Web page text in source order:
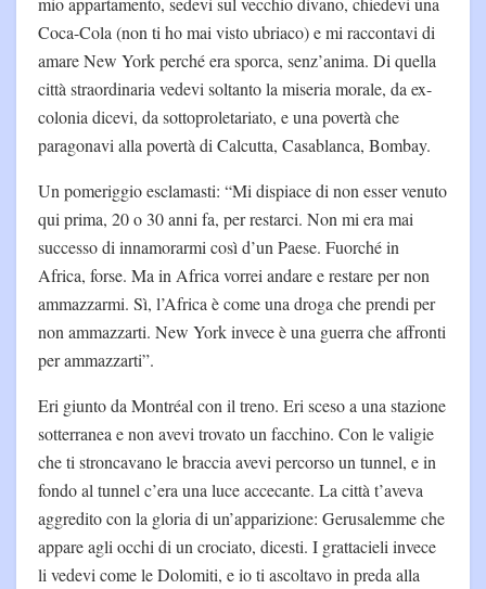
Coca-Cola (non ti ho mai visto ubriaco) e mi raccontavi di
amare New York perché era sporca, senz’anima. Di quella
città straordinaria vedevi soltanto la miseria morale, da ex-
colonia dicevi, da sottoproletariato, e una povertà che
paragonavi alla povertà di Calcutta, Casablanca, Bombay.
Un pomeriggio esclamasti: “Mi dispiace di non esser venuto
qui prima, 20 o 30 anni fa, per restarci. Non mi era mai
successo di innamorarmi così d’un Paese. Fuorché in
Africa, forse. Ma in Africa vorrei andare e restare per non
ammazzarmi. Sì, l’Africa è come una droga che prendi per
non ammazzarti. New York invece è una guerra che affronti
per ammazzarti”.
Eri giunto da Montréal con il treno. Eri sceso a una stazione
sotterranea e non avevi trovato un facchino. Con le valigie
che ti stroncavano le braccia avevi percorso un tunnel, e in
fondo al tunnel c’era una luce accecante. La città t’aveva
aggredito con la gloria di un’apparizione: Gerusalemme che
appare agli occhi di un crociato, dicesti. I grattacieli invece
li vedevi come le Dolomiti, e io ti ascoltavo in preda alla